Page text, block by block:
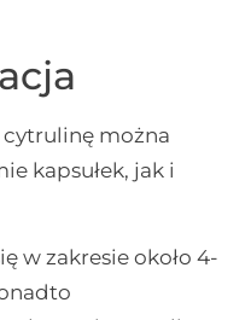
można
kapsułek, jak i
w zakresie około 4-